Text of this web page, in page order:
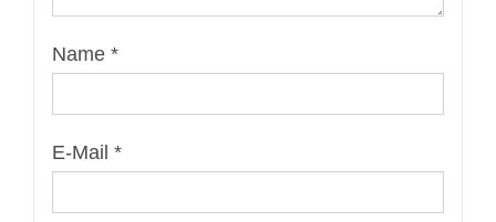
Name *
E-Mail *